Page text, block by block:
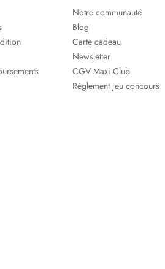
Notre communauté
Blog
Carte cadeau
Newsletter
CGV Maxi Club
Réglement jeu concours